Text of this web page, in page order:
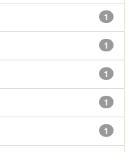
1
1
1
1
1